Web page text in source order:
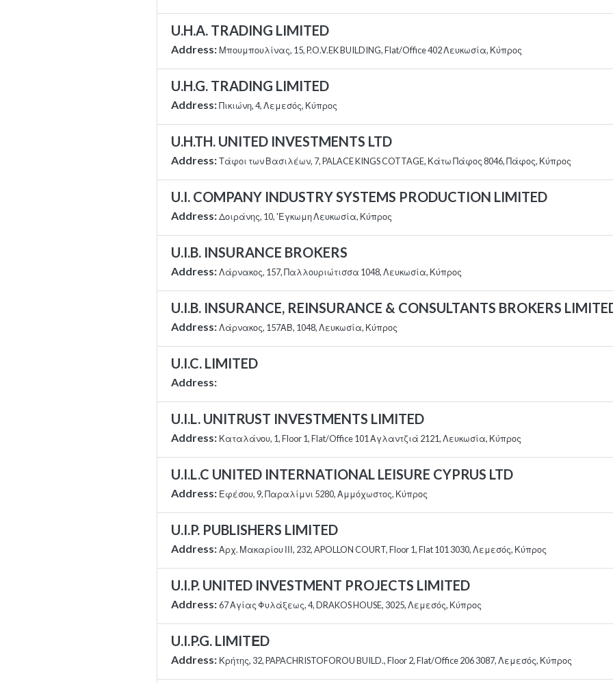
U.H.A. TRADING LIMITED
Address: Μπουμπουλίνας, 15, P.O.V.EK BUILDING, Flat/Office 402 Λευκωσία, Κύπρος
U.H.G. TRADING LIMITED
Address:Πικιώνη, 4, Λεμεσός, Κύπρος
U.H.TH. UNITED INVESTMENTS LTD
Address:Τάφοι των Βασιλέων, 7, PALACE KINGS COTTAGE, Κάτω Πάφος 8046, Πάφος, Κύπρος
U.I. COMPANY INDUSTRY SYSTEMS PRODUCTION LIMITED
Address:Δοιράνης, 10, 'Εγκωμη Λευκωσία, Κύπρος
U.I.B. INSURANCE BROKERS
Address:Λάρνακος, 157, Παλλουριώτισσα 1048, Λευκωσία, Κύπρος
U.I.B. INSURANCE, REINSURANCE & CONSULTANTS BROKERS
Address:Λάρνακος, 157ΑΒ, 1048, Λευκωσία, Κύπρος
U.I.C. LIMITED
Address:
U.I.L. UNITRUST INVESTMENTS LIMITED
Address: Καταλάνου, 1, Floor 1, Flat/Office 101 Αγλαντζιά 2121, Λευκωσία, Κύπρος
U.I.L.C UNITED INTERNATIONAL LEISURE CYPRUS LTD
Address: Εφέσου, 9, Παραλίμνι 5280, Αμμόχωστος, Κύπρος
U.I.P. PUBLISHERS LIMITED
Address:Αρχ. Μακαρίου ΙΙΙ, 232, APOLLON COURT, Floor 1, Flat 101 3030, Λεμεσός, Κύπρος
U.I.P. UNITED INVESTMENT PROJECTS LIMITED
Address:67 Αγίας Φυλάξεως, 4, DRAKOS HOUSE, 3025, Λεμεσός, Κύπρος
U.I.P.G. LIMITΕD
Address: Κρήτης, 32, PAPACHRISTOFOROU BUILD., Floor 2, Flat/Office 206 3087, Λεμεσός, Κύπρος